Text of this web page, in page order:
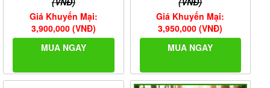
Ảnh giấy chứng nhận Nội Thất Phương Đông là đại lý
cấp
Giá Khuyến Mại:
3,900,000 (VNĐ)
MUA NGAY
Giá Khuyến Mại:
3,950,000 (VNĐ)
MUA NGAY